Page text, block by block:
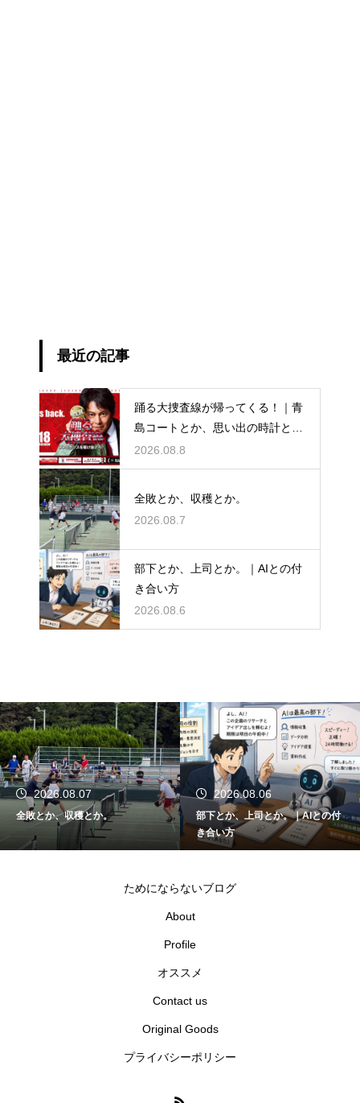
最近の記事
踊る大捜査線が帰ってくる！｜青
島コートとか、思い出の時計と
か。
2026.08.8
全敗とか、収穫とか。
2026.08.7
部下とか、上司とか。｜AIとの付
き合い方
2026.08.6
2026.08.07
全敗とか、収穫とか。
2026.08.06
部下とか、上司とか。｜AIとの付
き合い方
ためにならないブログ
About
Profile
オススメ
Contact us
Original Goods
プライバシーポリシー